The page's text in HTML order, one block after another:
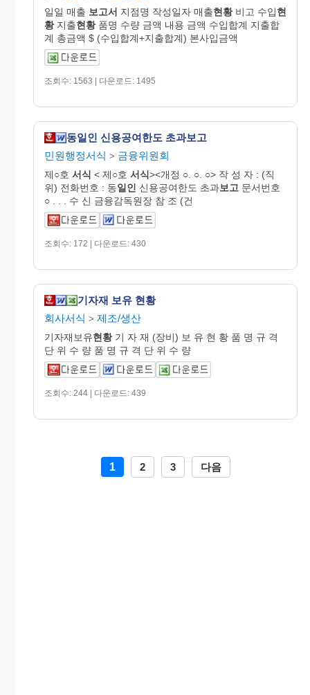
일일 매출 보고서 지점명 작성일자 매출현황비고 수입현
황지출현황품명 수량 금액 내용 금액 수입합계 지출합
계 총금액 $ (수입합계+지출합계) 본사입금액
조회수: 1563 | 다운로드: 1495
동일인 신용공여한도 초과보고
민원행정서식 > 금융위원회
제○호 서식 < 제○호 서식><개정 ○. ○. ○> 작 성 자 : (직
위) 전화번호 : 동일인 신용공여한도 초과보고 문서번호
○ . . . 수 신 금융감독원장 참 조 (건
조회수: 172 | 다운로드: 430
기자재 보유 현황
회사서식 > 제조/생산
기자재보유현황기 자 재 (장비) 보 유 현 황 품 명 규 격
단 위 수 량 품 명 규 격 단 위 수 량
조회수: 244 | 다운로드: 439
1 2 3 다음